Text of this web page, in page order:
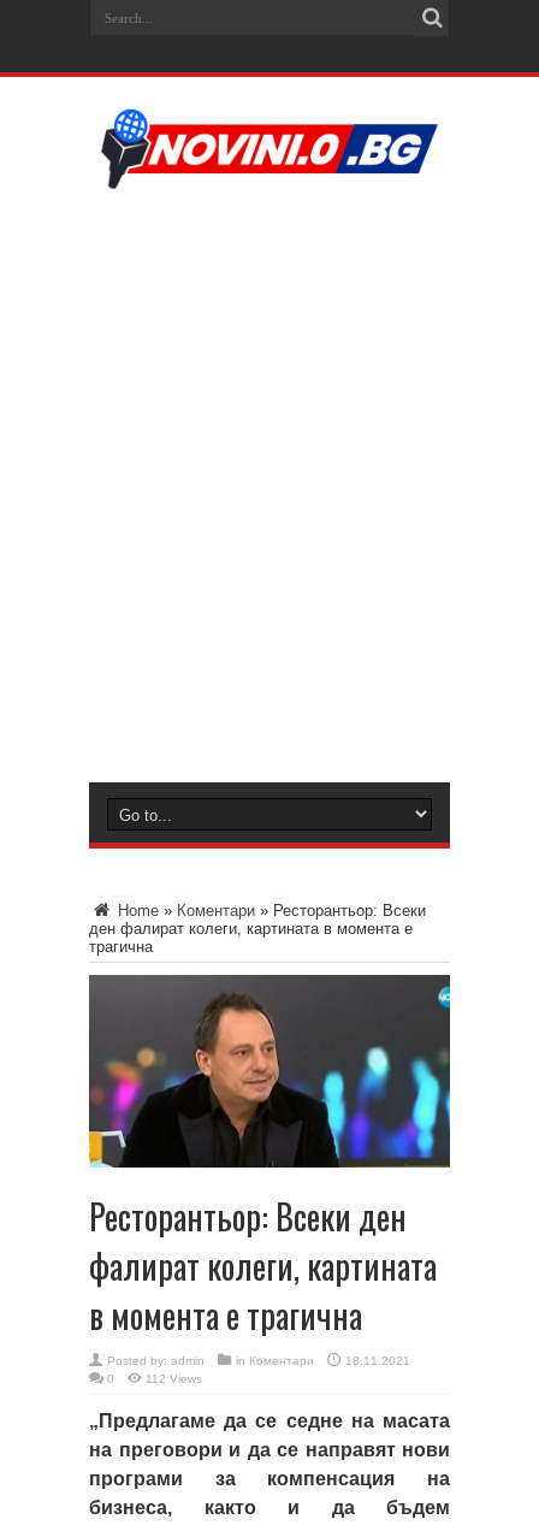
Home » Коментари » Ресторантьор: Всеки
ден фалират колеги, картината в момента е
трагична
Ресторантьор: Всеки ден
фалират колеги, картината
в момента е трагична
Posted by: admin in Коментари
18.11.2021
0
112 Views
„Предлагаме да се седне на масата
на преговори и да се направят нови
програми за компенсация на
бизнеса, както и да бъдем